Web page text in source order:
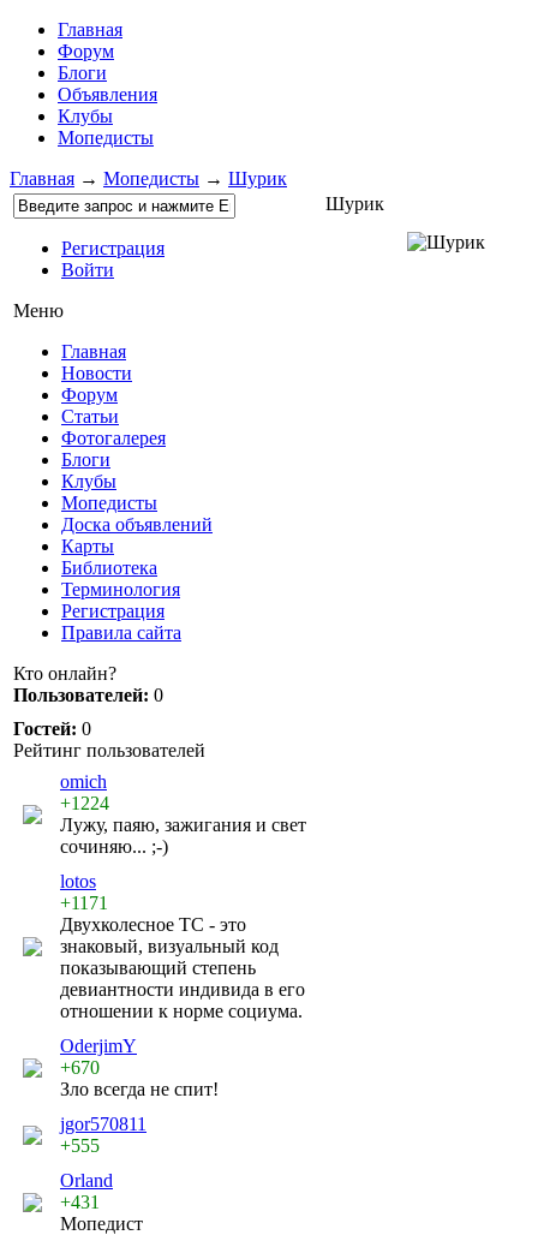
Главная
Форум
Блоги
Объявления
Клубы
Мопедисты
Главная → Мопедисты → Шурик
Регистрация
Войти
Меню
Главная
Новости
Форум
Статьи
Фотогалерея
Блоги
Клубы
Мопедисты
Доска объявлений
Карты
Библиотека
Терминология
Регистрация
Правила сайта
Кто онлайн?
Пользователей: 0
Гостей: 0
Рейтинг пользователей
omich
+1224
Лужу, паяю, зажигания и свет
сочиняю... ;-)
lotos
+1171
Двухколесное ТС - это
знаковый, визуальный код
показывающий степень
девиантности индивида в его
отношении к норме социума.
OderjimY
+670
Зло всегда не спит!
jgor570811
+555
Orland
+431
Мопедист
Шурик